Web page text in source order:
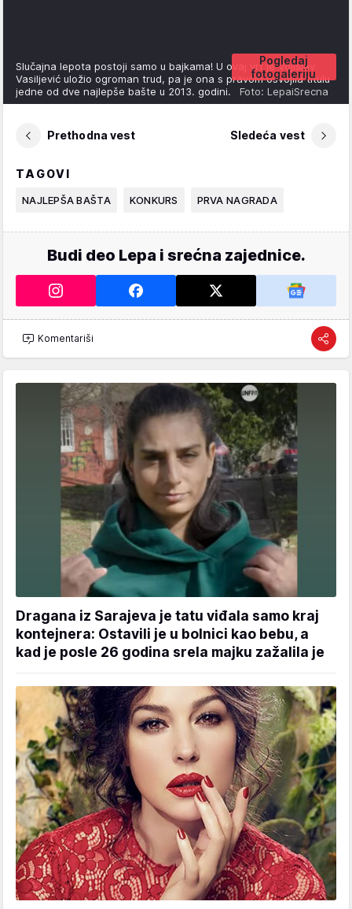
Pogledaj
fotogaleriju
Slučajna lepota postoji samo u bajkama! U ovaj vrt je Vojislav
Vasiljević uložio ogroman trud, pa je ona s pravom osvojila titulu
jedne od dve najlepše bašte u 2013. godini. Foto: LepaiSrecna
Prethodna vest Sledeća vest
TAGOVI
NAJLEPŠA BAŠTA KONKURS PRVA NAGRADA
Budi deo Lepa i srećna zajednice.
Komentariši
Dragana iz Sarajeva je tatu viđala samo kraj
kontejnera: Ostavili je u bolnici kao bebu, a
kad je posle 26 godina srela majku zažalila je